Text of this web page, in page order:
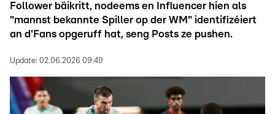
Follower bäikritt, nodeems en Influencer hien als
"mannst bekannte Spiller op der WM" identifizéiert
an d'Fans opgeruff hat, seng Posts ze pushen.
Update: 02.06.2026 09:49